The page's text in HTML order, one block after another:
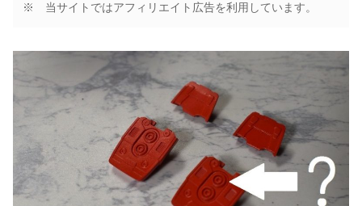
※ 当サイトではアフィリエイト広告を利用しています。